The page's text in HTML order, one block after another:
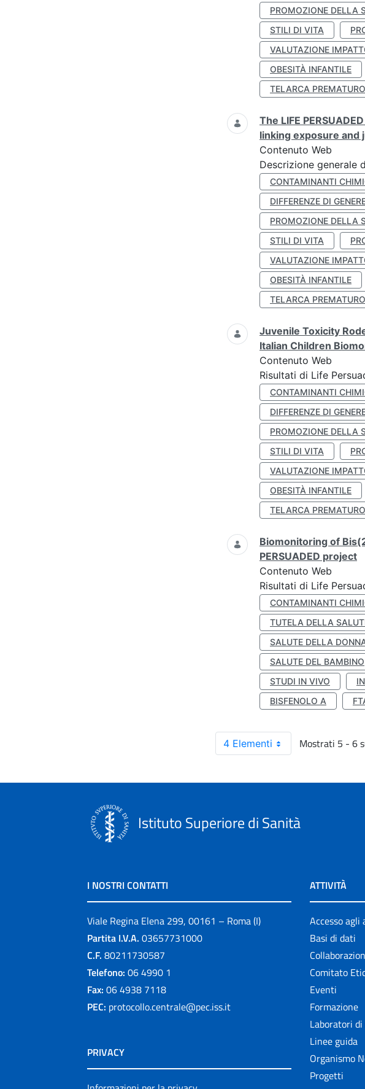
PROMOZIONE DELLA
STILI DI VITA
VALUTAZIONE
OBESITÀ INFANTILE
TELARCA PREMATURO
The LIFE
linking exposure and
Contenuto Web
Descrizione generale
CONTAMINANTI
DIFFERENZE DI
PROMOZIONE DELLA
STILI DI VITA
VALUTAZIONE
OBESITÀ INFANTILE
TELARCA PREMATURO
Juvenile Toxicity
Italian Children
Contenuto Web
Risultati di Life
CONTAMINANTI
DIFFERENZE DI
PROMOZIONE DELLA
STILI DI VITA
VALUTAZIONE
OBESITÀ INFANTILE
TELARCA PREMATURO
Biomonitoring of
PERSUADED project
Contenuto Web
Risultati di Life
CONTAMINANTI
TUTELA DELLA
SALUTE DELLA
SALUTE DEL BAMBINO
STUDI IN VIVO
BISFENOLO A
4 Elementi Mostrati 5 - 6
Istituto Superiore di Sanità
I NOSTRI CONTATTI
Viale Regina Elena 299, 00161 – Roma (I)
Partita I.V.A. 03657731000
C.F. 80211730587
Telefono: 06 4990 1
Fax: 06 4938 7118
PEC: protocollo.centrale@pec.iss.it
PRIVACY
ATTIVITÀ
Accesso agli
Basi di dati
Comitato
Eventi
Formazione
Laboratori
Linee guida
Organismo
Progetti